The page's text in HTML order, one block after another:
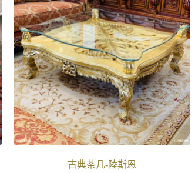
古典茶几-陸斯恩